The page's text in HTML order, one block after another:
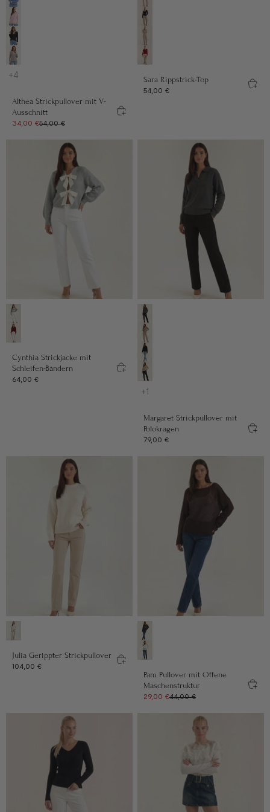
Blau
Rosa
Schwarz
Khaki
+4
Althea Strickpullover mit V-
Ausschnitt
Angebot
34,00 €Regulärer Preis
54,00 €
Grau
Schwarz
Beige
Rot
Sara Rippstrick-Top
Angebot
54,00 €
Farbe
Grau
Bordeaux
Cynthia Strickjacke mit
Schleifen-Bändern
Angebot
64,00 €
Farbe
Anthrazit
Taupe
Schwarz
Beige
+1
Margaret Strickpullover mit
Polokragen
Angebot
79,00 €
Farbe
Creme
Julia Gerippter Strickpullover
Angebot
104,00 €
Farbe
Mokka
Weiß
Pam Pullover mit Offene
Maschenstruktur
Angebot
29,00 €Regulärer Preis
44,00 €